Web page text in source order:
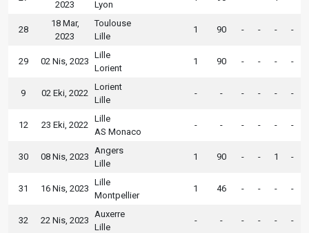
2023 Lyon
28
18 Mar,
2023
Toulouse
Lille
1 90 - - - -
29 02 Nis, 2023
Lille
Lorient
1 90 - - - -
9 02 Eki, 2022
Lorient
Lille
- - - - - -
12 23 Eki, 2022
Lille
AS Monaco
- - - - - -
30 08 Nis, 2023
Angers
Lille
1 90 - - 1 -
31 16 Nis, 2023
Lille
Montpellier
1 46 - - - -
32 22 Nis, 2023
Auxerre
Lille
- - - - - -